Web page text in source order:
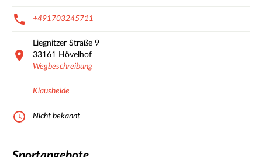
+491703245711
Liegnitzer Straße 9
33161 Hövelhof
Wegbeschreibung
Klausheide
Nicht bekannt